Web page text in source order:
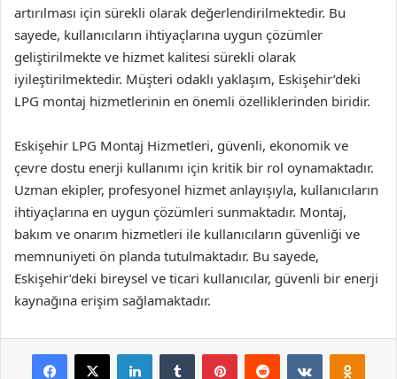
artırılması için sürekli olarak değerlendirilmektedir. Bu
sayede, kullanıcıların ihtiyaçlarına uygun çözümler
geliştirilmekte ve hizmet kalitesi sürekli olarak
iyileştirilmektedir. Müşteri odaklı yaklaşım, Eskişehir’deki
LPG montaj hizmetlerinin en önemli özelliklerinden biridir.
Eskişehir LPG Montaj Hizmetleri, güvenli, ekonomik ve
çevre dostu enerji kullanımı için kritik bir rol oynamaktadır.
Uzman ekipler, profesyonel hizmet anlayışıyla, kullanıcıların
ihtiyaçlarına en uygun çözümleri sunmaktadır. Montaj,
bakım ve onarım hizmetleri ile kullanıcıların güvenliği ve
memnuniyeti ön planda tutulmaktadır. Bu sayede,
Eskişehir’deki bireysel ve ticari kullanıcılar, güvenli bir enerji
kaynağına erişim sağlamaktadır.
Facebook
X LinkedInTumblr PinterestReddit VKontakte